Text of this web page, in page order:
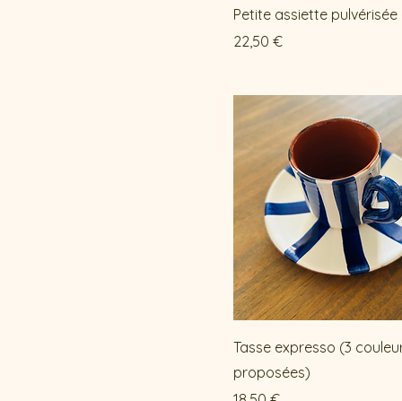
Petite assiette pulvérisée
Prix
22,50 €
Tasse expresso (3
proposées)